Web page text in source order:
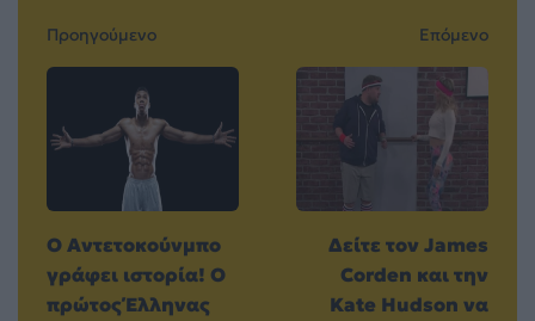
Προηγούμενο
Ο Αντετοκούνμπο
γράφει ιστορία! O
πρώτος Έλληνας
Επόμενο
Δείτε τον James
Corden και την
Kate Hudson να